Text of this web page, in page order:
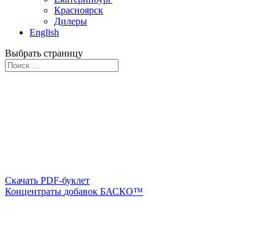
Красноярск
Дилеры
English
Выбрать страницу
Скачать PDF-буклет
Концентраты добавок БАСКО™